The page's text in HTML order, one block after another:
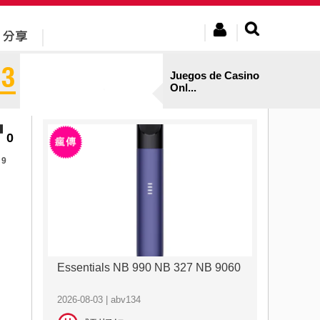
Juegos de Casino
Onl...
0
9
Essentials NB 990 NB 327 NB 9060
2026-08-03 | abv134